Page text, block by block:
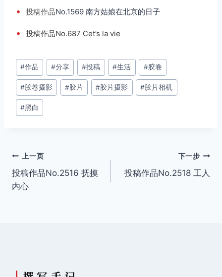
• 投稿作品No.1569 南方姑娘在北京的日子
• 投稿作品No.687 Cet’s la vie
文
章
标
签：
#作品 #分享 #投稿 #生活 #胶卷
#胶卷摄影 #胶片 #胶片摄影 #胶片相机
#黑白
文
章
上一页
投稿作品No.2516 抚摸
内心
下一步
投稿作品No.2518 工人